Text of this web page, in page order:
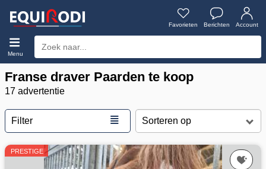
Favorieten Berichten Account
Menu
Franse draver Paarden te koop
17 advertentie
Filter ≣
PRESTIGE